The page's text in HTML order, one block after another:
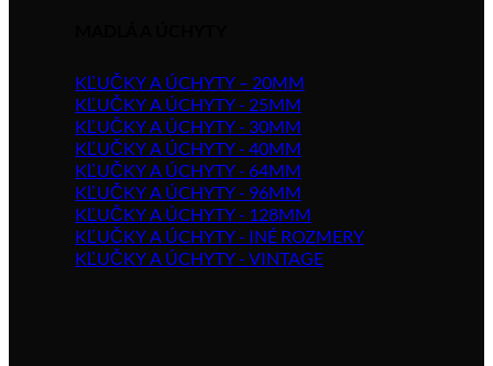
KĽUČKY A ÚCHYTY – 20MM
KĽUČKY A ÚCHYTY - 25MM
KĽUČKY A ÚCHYTY - 30MM
KĽUČKY A ÚCHYTY - 40MM
KĽUČKY A ÚCHYTY - 64MM
KĽUČKY A ÚCHYTY - 96MM
KĽUČKY A ÚCHYTY - 128MM
KĽUČKY A ÚCHYTY - INÉ ROZMERY
KĽUČKY A ÚCHYTY - VINTAGE